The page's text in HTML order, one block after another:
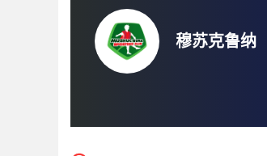
穆苏克鲁纳